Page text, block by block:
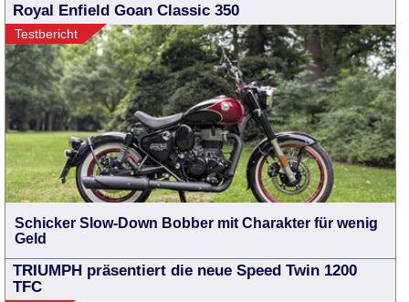
Royal Enfield Goan Classic 350
Testbericht
Schicker Slow-Down Bobber mit Charakter für wenig
Geld
TRIUMPH präsentiert die neue Speed Twin 1200
TFC